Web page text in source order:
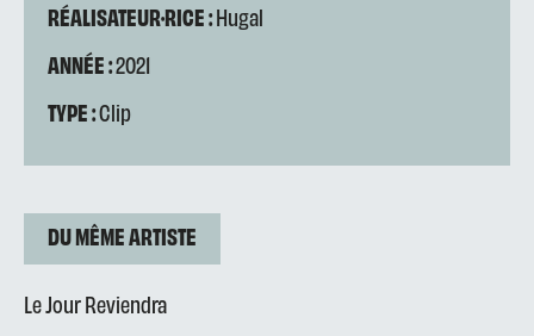
RÉALISATEUR·RICE :Hugal
ANNÉE :2021
TYPE :Clip
DU MÊME ARTISTE
Le Jour Reviendra